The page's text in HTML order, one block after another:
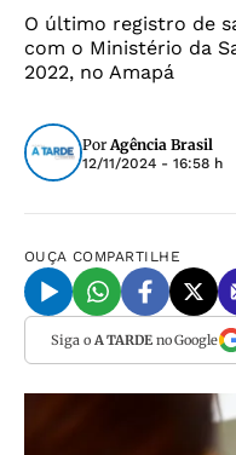
O último registro de
com o Ministério da
2022, no Amapá
PorAgência Brasil
12/11/2024 - 16:58 h
OUÇA COMPARTILHE
Siga o A TARDEno Google